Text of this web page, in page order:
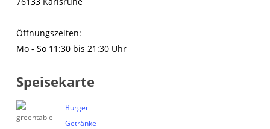
Öffnungszeiten:
Mo - So 11:30 bis 21:30 Uhr
Speisekarte
Burger
Getränke